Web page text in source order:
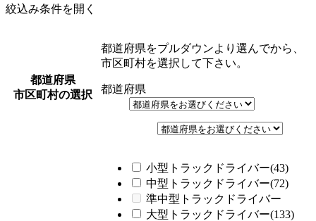
絞込み条件を開く
都道府県
市区町村の選択
都道府県をプルダウンより選んでから、
市区町村を選択して下さい。
都道府県
小型トラックドライバー(43)
中型トラックドライバー(72)
準中型トラックドライバー
大型トラックドライバー(133)